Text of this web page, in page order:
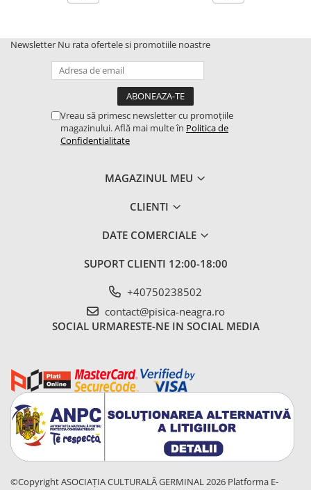
Newsletter Nu rata ofertele si promotiile noastre
Vreau să primesc newsletter cu promoțiile
magazinului. Află mai multe în Politica de
Confidentialitate
MAGAZINUL MEU
CLIENTI
DATE COMERCIALE
SUPORT CLIENTI 12:00-18:00
+40750238502
contact@pisica-neagra.ro
SOCIAL URMARESTE-NE IN SOCIAL MEDIA
©Copyright ASOCIAȚIA CULTURALĂ GERMINAL 2026 Platforma E-